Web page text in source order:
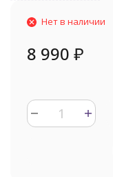
Нет в наличии
8 990 ₽